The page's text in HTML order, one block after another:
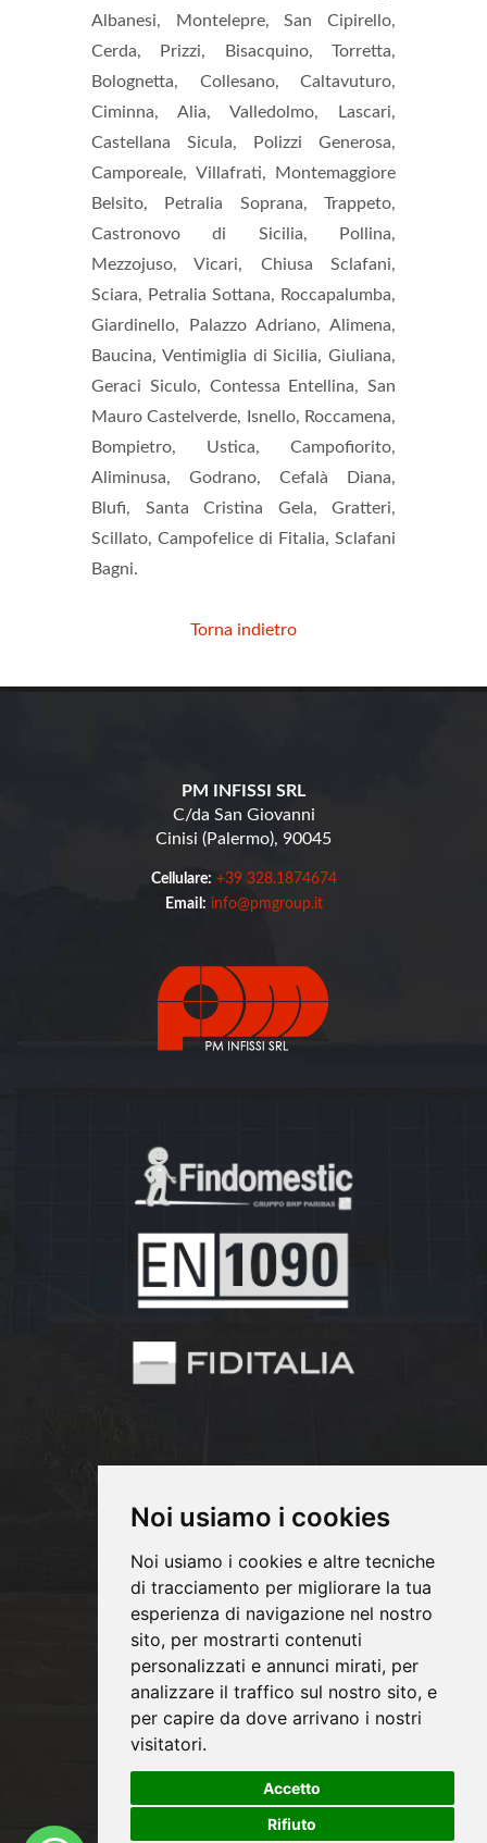
Noi usiamo i cookies
Noi usiamo i cookies e altre tecniche
di tracciamento per migliorare la tua
esperienza di navigazione nel nostro
sito, per mostrarti contenuti
personalizzati e annunci mirati, per
analizzare il traffico sul nostro sito, e
per capire da dove arrivano i nostri
visitatori.
Accetto
Rifiuto
Albanesi, Montelepre, San Cipirello,
Cerda, Prizzi, Bisacquino, Torretta,
Bolognetta, Collesano, Caltavuturo,
Ciminna, Alia, Valledolmo, Lascari,
Castellana Sicula, Polizzi Generosa,
Camporeale, Villafrati, Montemaggiore
Belsito, Petralia Soprana, Trappeto,
Castronovo di Sicilia, Pollina,
Mezzojuso, Vicari, Chiusa Sclafani,
Sciara, Petralia Sottana, Roccapalumba,
Giardinello, Palazzo Adriano, Alimena,
Baucina, Ventimiglia di Sicilia, Giuliana,
Geraci Siculo, Contessa Entellina, San
Mauro Castelverde, Isnello, Roccamena,
Bompietro, Ustica, Campofiorito,
Aliminusa, Godrano, Cefalà Diana,
Blufi, Santa Cristina Gela, Gratteri,
Scillato, Campofelice di Fitalia, Sclafani
Bagni.
Torna indietro
PM INFISSI SRL
C/da San Giovanni
Cinisi (Palermo), 90045
Cellulare: +39 328.1874674
Email: info@pmgroup.it
Copyrights © 2026 PM INFISSI SRL Tutti i
diritti riservati.
Partita Iva: 06991020824 /
Privacy e Cookie Policy
Sito realizzato conClickoso